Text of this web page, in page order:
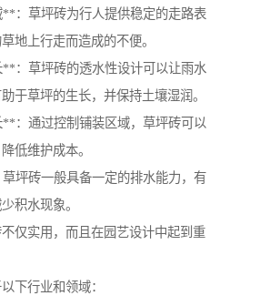
：草坪砖为行人提供稳定的走路表
地上行走而造成的不便。
：草坪砖的透水性设计可以让雨水
于草坪的生长，并保持土壤湿润。
：通过控制铺装区域，草坪砖可以
低维护成本。
坪砖一般具备一定的排水能力，有
积水现象。
仅实用，而且在园艺设计中起到重
下行业和领域：